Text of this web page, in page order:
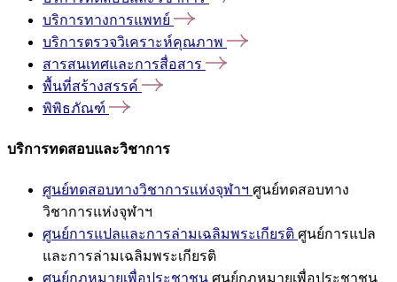
บริการทางการแพทย์
บริการตรวจวิเคราะห์คุณภาพ
สารสนเทศและการสื่อสาร
พื้นที่สร้างสรรค์
พิพิธภัณฑ์
บริการทดสอบและวิชาการ
ศูนย์ทดสอบทางวิชาการแห่งจุฬาฯ ศูนย์ทดสอบทาง
วิชาการแห่งจุฬาฯ
ศูนย์การแปลและการล่ามเฉลิมพระเกียรติ ศูนย์การแปล
และการล่ามเฉลิมพระเกียรติ
ศูนย์กฎหมายเพื่อประชาชน ศูนย์กฎหมายเพื่อประชาชน